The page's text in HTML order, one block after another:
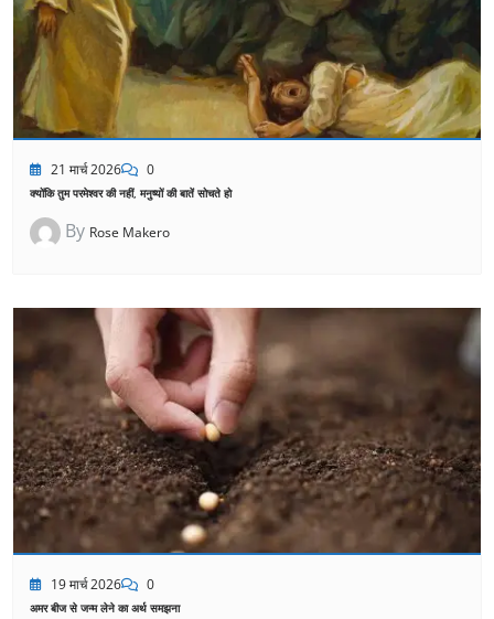
21 मार्च 2026 0
क्योंकि तुम परमेश्वर की नहीं, मनुष्यों की बातें सोचते हो
By Rose Makero
19 मार्च 2026 0
अमर बीज से जन्म लेने का अर्थ समझना